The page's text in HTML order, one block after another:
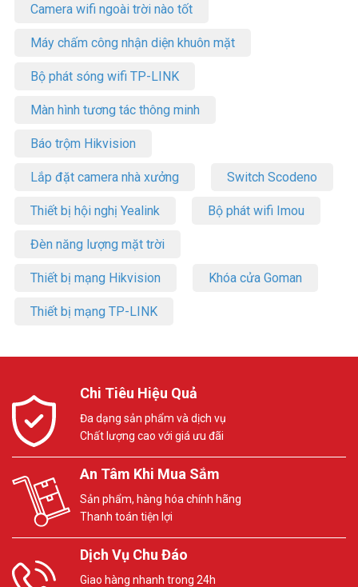
Camera wifi ngoài trời nào tốt
Máy chấm công nhận diện khuôn mặt
Bộ phát sóng wifi TP-LINK
Màn hình tương tác thông minh
Báo trộm Hikvision
Lắp đặt camera nhà xưởng Switch Scodeno
Thiết bị hội nghị Yealink Bộ phát wifi Imou
Đèn năng lượng mặt trời
Thiết bị mạng Hikvision Khóa cửa Goman
Thiết bị mạng TP-LINK
Chi Tiêu Hiệu Quả
Đa dạng sản phẩm và dịch vụ
Chất lượng cao với giá ưu đãi
An Tâm Khi Mua Sắm
Sản phẩm, hàng hóa chính hãng
Thanh toán tiện lợi
Dịch Vụ Chu Đáo
Giao hàng nhanh trong 24h